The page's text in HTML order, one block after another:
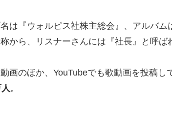
は『ウォルピス社株主総会』、アルバム
から、リスナーさんには『社長』と呼ば
画のほか、YouTubeでも歌動画を投稿し
。